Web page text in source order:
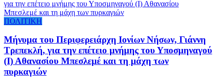
ΠΟΛΙΤΙΚΗ
Μήνυμα του Περιφερειάρχη Ιονίων Νήσων, Γιάννη
Τρεπεκλή, για την επέτειο μνήμης του Υποσμηναγού
(Ι) Αθανασίου Μπεσλεμέ και τη μάχη των
πυρκαγιών